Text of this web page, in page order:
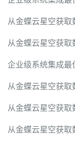
从金蝶云星空获
从金蝶云星空获
企业级系统集成
从金蝶云星空获
从金蝶云星空获
从金蝶云星空获